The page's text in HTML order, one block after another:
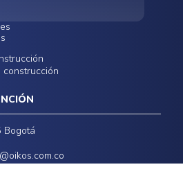
Infinitum Zentral
Centro Comercial
construcción
Bogotá